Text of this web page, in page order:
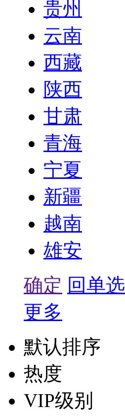
贵州
云南
西藏
陕西
甘肃
青海
宁夏
新疆
越南
雄安
确定 回单选
更多
默认排序
热度
VIP级别